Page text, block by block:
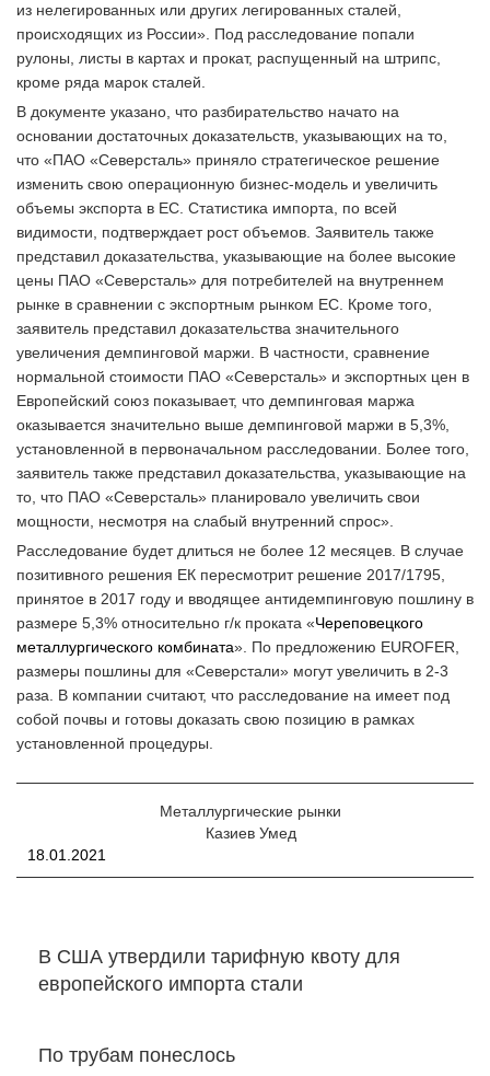
из нелегированных или других легированных сталей,
происходящих из России». Под расследование попали
рулоны, листы в картах и прокат, распущенный на штрипс,
кроме ряда марок сталей.
В документе указано, что разбирательство начато на
основании достаточных доказательств, указывающих на то,
что «ПАО «Северсталь» приняло стратегическое решение
изменить свою операционную бизнес-модель и увеличить
объемы экспорта в ЕС. Статистика импорта, по всей
видимости, подтверждает рост объемов. Заявитель также
представил доказательства, указывающие на более высокие
цены ПАО «Северсталь» для потребителей на внутреннем
рынке в сравнении с экспортным рынком ЕС. Кроме того,
заявитель представил доказательства значительного
увеличения демпинговой маржи. В частности, сравнение
нормальной стоимости ПАО «Северсталь» и экспортных цен в
Европейский союз показывает, что демпинговая маржа
оказывается значительно выше демпинговой маржи в 5,3%,
установленной в первоначальном расследовании. Более того,
заявитель также представил доказательства, указывающие на
то, что ПАО «Северсталь» планировало увеличить свои
мощности, несмотря на слабый внутренний спрос».
Расследование будет длиться не более 12 месяцев. В случае
позитивного решения ЕК пересмотрит решение 2017/1795,
принятое в 2017 году и вводящее антидемпинговую пошлину в
размере 5,3% относительно г/к проката «Череповецкого
металлургического комбината». По предложению EUROFER,
размеры пошлины для «Северстали» могут увеличить в 2-3
раза. В компании считают, что расследование на имеет под
собой почвы и готовы доказать свою позицию в рамках
установленной процедуры.
Металлургические рынки
Казиев Умед
18.01.2021
В США утвердили тарифную квоту для
европейского импорта стали
По трубам понеслось